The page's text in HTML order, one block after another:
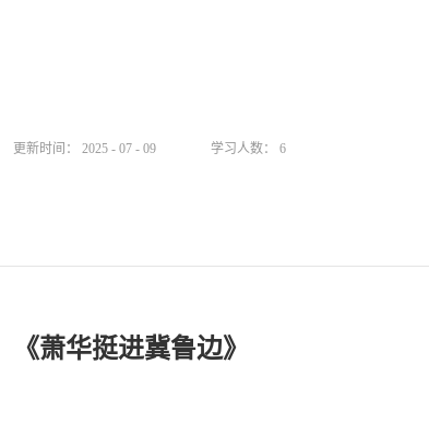
更新时间： 2025 - 07 - 09 学习人数： 6
《萧华挺进冀鲁边》